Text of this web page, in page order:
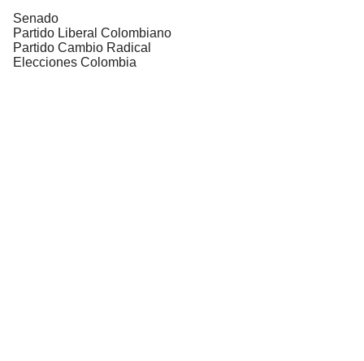
Senado
Partido Liberal Colombiano
Partido Cambio Radical
Elecciones Colombia